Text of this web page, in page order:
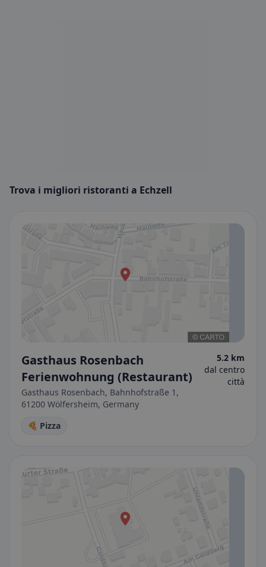
Trova i migliori ristoranti a Echzell
Gasthaus Rosenbach
Ferienwohnung (Restaurant)
Gasthaus Rosenbach, Bahnhofstraße 1,
61200 Wölfersheim, Germany
5.2 km
dal centro
città
🍕 Pizza